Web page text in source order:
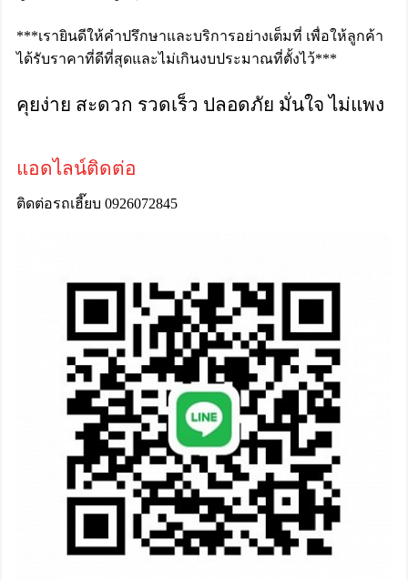
***เรายินดีให้คำปรึกษาและบริการอย่างเต็มที่ เพื่อให้ลูกค้า
ได้รับราคาที่ดีที่สุดและไม่เกินงบประมาณที่ตั้งไว้***
คุยง่าย สะดวก รวดเร็ว ปลอดภัย มั่นใจ ไม่แพง
แอดไลน์ติดต่อ
ติดต่อรถเฮี๊ยบ 0926072845